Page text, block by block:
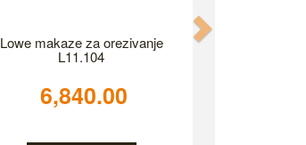
Lowe makaze za orezivanje
L11.104
6,840.00